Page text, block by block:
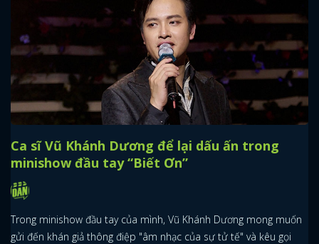
Ca sĩ Vũ Khánh Dương để lại dấu ấn trong
minishow đầu tay “Biết Ơn”
Trong minishow đầu tay của mình, Vũ Khánh Dương mong muốn
gửi đến khán giả thông điệp "âm nhạc của sự tử tế" và kêu gọi